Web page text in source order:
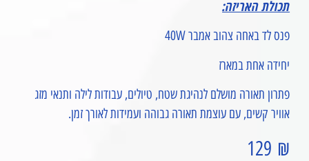
תכולת האריזה:
פנס לד באחה צהוב אמבר 40W
יחידה אחת במארז
פתרון תאורה מושלם לנהיגת שטח, טיולים, עבודות לילה ותנאי מזג
אוויר קשים, עם עוצמת תאורה גבוהה ועמידות לאורך זמן.
129 ₪